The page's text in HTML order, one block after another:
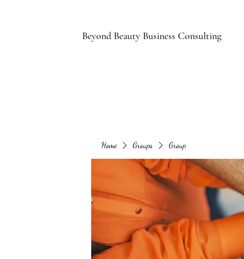
Beyond Beauty Business Consulting
Home Groups Group